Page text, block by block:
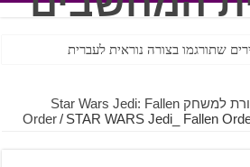
תקווה חדשה – ביקורת למשחק Star Wars Jedi: Fallen
Order / STAR WARS Jedi_ Fallen